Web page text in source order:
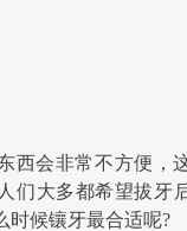
会非常不方便，
们大多都希望拔牙
时候镶牙最合适呢?